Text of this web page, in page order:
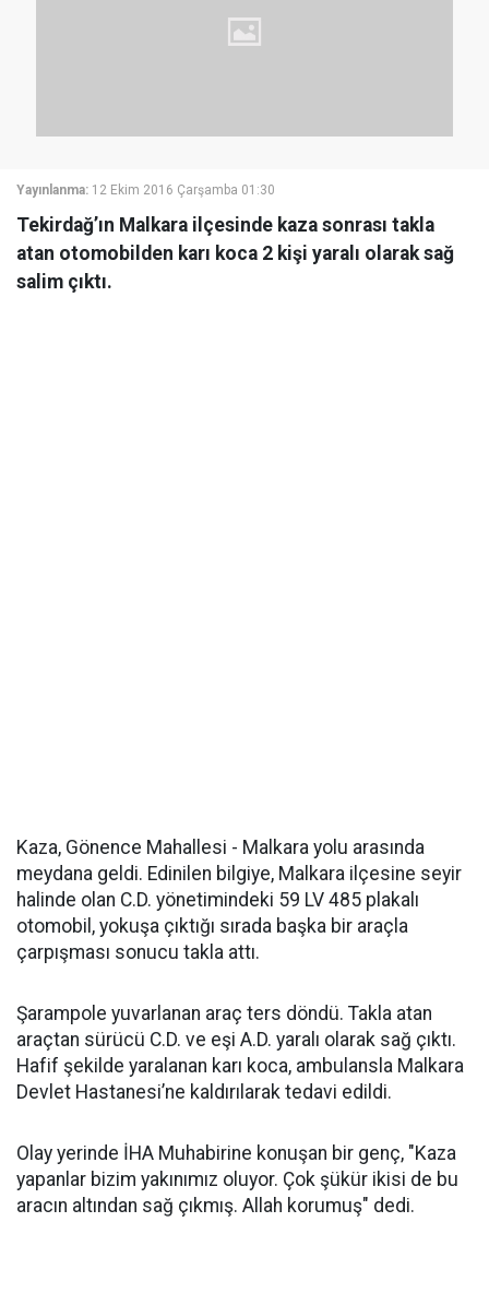
Yayınlanma: 12 Ekim 2016 Çarşamba 01:30
Tekirdağ’ın Malkara ilçesinde kaza sonrası takla
atan otomobilden karı koca 2 kişi yaralı olarak sağ
salim çıktı.
Kaza, Gönence Mahallesi - Malkara yolu arasında
meydana geldi. Edinilen bilgiye, Malkara ilçesine seyir
halinde olan C.D. yönetimindeki 59 LV 485 plakalı
otomobil, yokuşa çıktığı sırada başka bir araçla
çarpışması sonucu takla attı.
Şarampole yuvarlanan araç ters döndü. Takla atan
araçtan sürücü C.D. ve eşi A.D. yaralı olarak sağ çıktı.
Hafif şekilde yaralanan karı koca, ambulansla Malkara
Devlet Hastanesi’ne kaldırılarak tedavi edildi.
Olay yerinde İHA Muhabirine konuşan bir genç, "Kaza
yapanlar bizim yakınımız oluyor. Çok şükür ikisi de bu
aracın altından sağ çıkmış. Allah korumuş" dedi.